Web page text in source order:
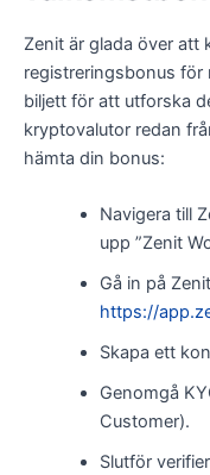
Zenit är glada över att
registreringsbonus för
biljett för att utforska
kryptovalutor redan
hämta din bonus:
Navigera till
upp ”Zenit
Gå in på
https://
Skapa ett
Genomgå
Customer).
Slutför